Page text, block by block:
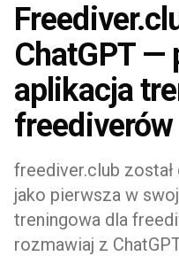
ChatGPT —
aplikacja
freediverów
freediver.club został
jako pierwsza w
treningowa dla
rozmawiaj z